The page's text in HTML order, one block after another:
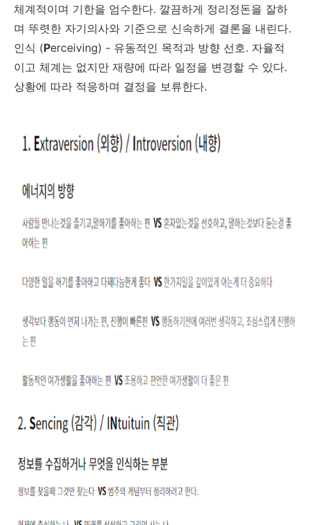
체계적이며 기한을 엄수한다. 깔끔하게 정리정돈을 잘하
며 뚜렷한 자기의사와 기준으로 신속하게 결론을 내린다.
인식 (Perceiving) - 유동적인 목적과 방향 선호. 자율적
이고 체계는 없지만 재량에 따라 일정을 변경할 수 있다.
상황에 따라 적응하며 결정을 보류한다.